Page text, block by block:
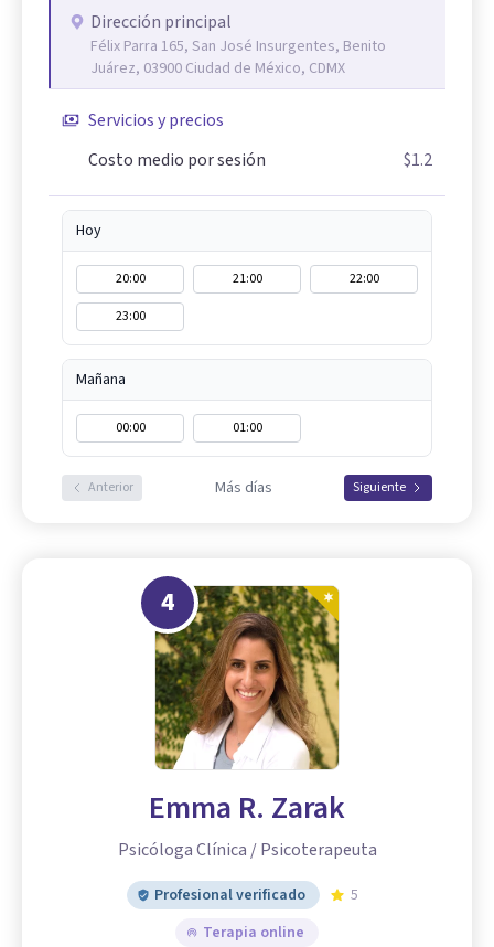
Dirección principal
Félix Parra 165, San José Insurgentes, Benito
Juárez, 03900 Ciudad de México, CDMX
Servicios y precios
Costo medio por sesión
$1.2
Hoy
20:00 21:00
22:00
23:00
Mañana
00:00 01:00
Anterior Más días Siguiente
4
Emma R. Zarak
Psicóloga Clínica / Psicoterapeuta
Profesional verificado
5
Terapia online